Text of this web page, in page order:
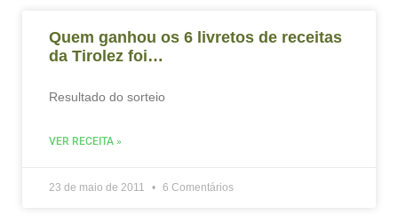
Quem ganhou os 6 livretos de receitas
da Tirolez foi…
Resultado do sorteio
VER RECEITA »
23 de maio de 2011 6 Comentários